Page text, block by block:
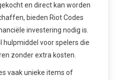
en direct kan worden
bieden Riot Codes
investering nodig is.
hulpmiddel voor spelers die
zonder extra kosten.
vaak unieke items of